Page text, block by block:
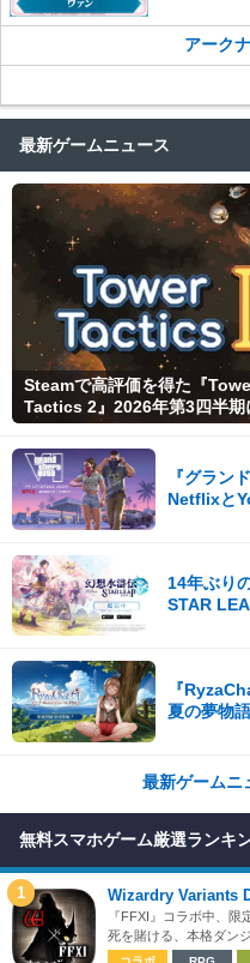
アーク
最新ゲームニュース
Steamで高評価を得た『
Tactics 2』2026年第3四半期
『グラン
Netflixと
14年ぶり
STAR
『
夏の夢物
最新ゲームニ
無料スマホゲーム厳選ランキ
1 Wizardry Variants
『FFXI』コラボ中、
死を賭ける、本格ダン